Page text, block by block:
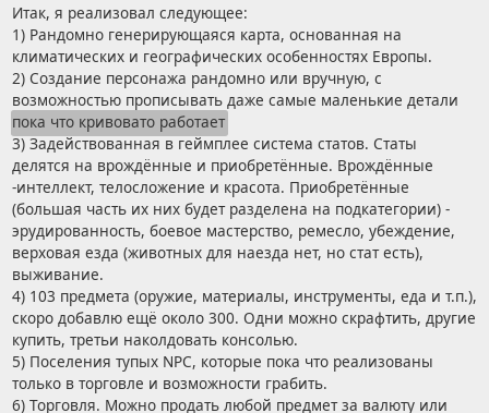
Итак, я реализовал следующее:
1) Рандомно генерирующаяся карта, основанная на
климатических и географических особенностях Европы.
2) Создание персонажа рандомно или вручную, с
возможностью прописывать даже самые маленькие детали
пока что кривовато работает
3) Задействованная в геймплее система статов. Статы
делятся на врождённые и приобретённые. Врождённые
-интеллект, телосложение и красота. Приобретённые
(большая часть их них будет разделена на подкатегории) -
эрудированность, боевое мастерство, ремесло, убеждение,
верховая езда (животных для наезда нет, но стат есть),
выживание.
4) 103 предмета (оружие, материалы, инструменты, еда и т.п.),
скоро добавлю ещё около 300. Одни можно скрафтить, другие
купить, третьи наколдовать консолью.
5) Поселения тупых NPC, которые пока что реализованы
только в торговле и возможности грабить.
6) Торговля. Можно продать любой предмет за валюту или